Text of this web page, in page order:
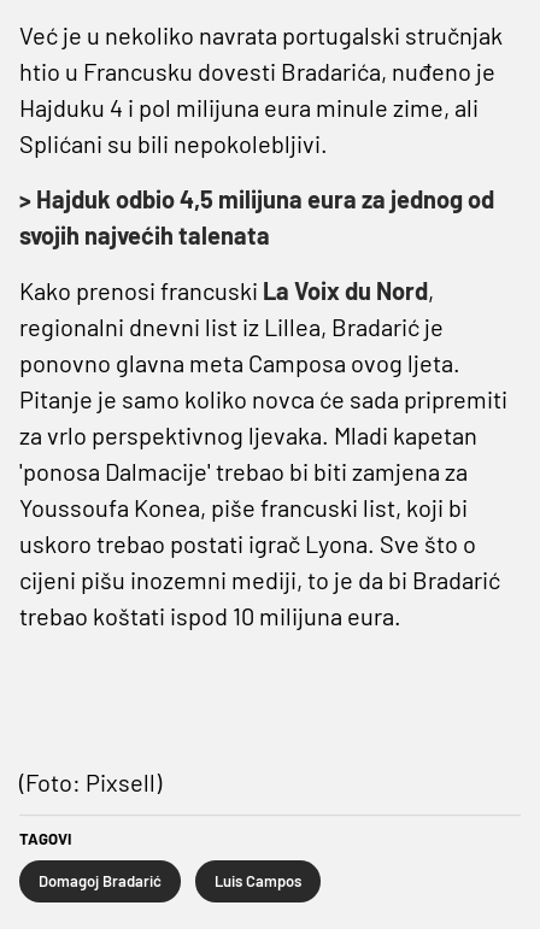
Već je u nekoliko navrata portugalski stručnjak
htio u Francusku dovesti Bradarića, nuđeno je
Hajduku 4 i pol milijuna eura minule zime, ali
Splićani su bili nepokolebljivi.
> Hajduk odbio 4,5 milijuna eura za jednog od
svojih najvećih talenata
Kako prenosi francuski La Voix du Nord,
regionalni dnevni list iz Lillea, Bradarić je
ponovno glavna meta Camposa ovog ljeta.
Pitanje je samo koliko novca će sada pripremiti
za vrlo perspektivnog ljevaka. Mladi kapetan
'ponosa Dalmacije' trebao bi biti zamjena za
Youssoufa Konea, piše francuski list, koji bi
uskoro trebao postati igrač Lyona. Sve što o
cijeni pišu inozemni mediji, to je da bi Bradarić
trebao koštati ispod 10 milijuna eura.
(Foto: Pixsell)
TAGOVI
Domagoj Bradarić Luis Campos